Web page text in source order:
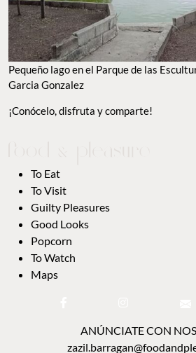
Pequeño lago en el Parque de las
Garcia Gonzalez
¡Conócelo, disfruta y comparte!
To Eat
To Visit
Guilty Pleasures
Good Looks
Popcorn
To Watch
Maps
ANÚNCIATE CON